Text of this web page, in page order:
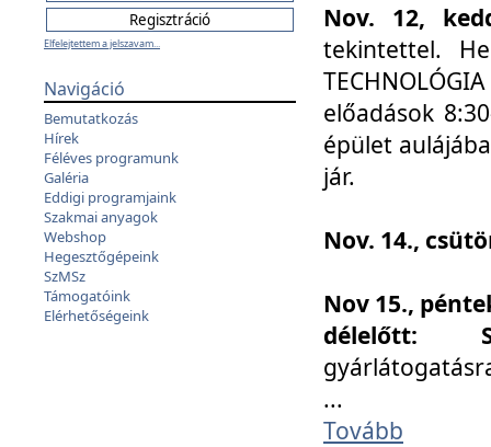
Elfelejtettem a jelszavam...
Navigáció
Bemutatkozás
Hírek
Féléves programunk
Galéria
Eddigi programjaink
Szakmai anyagok
Webshop
Hegesztőgépeink
SzMSz
Támogatóink
Elérhetőségeink
Nov. 12,
tekintettel.
előadások
épület
jár.
Nov. 14.,
Nov 15.,
délelőtt:
...
Tovább